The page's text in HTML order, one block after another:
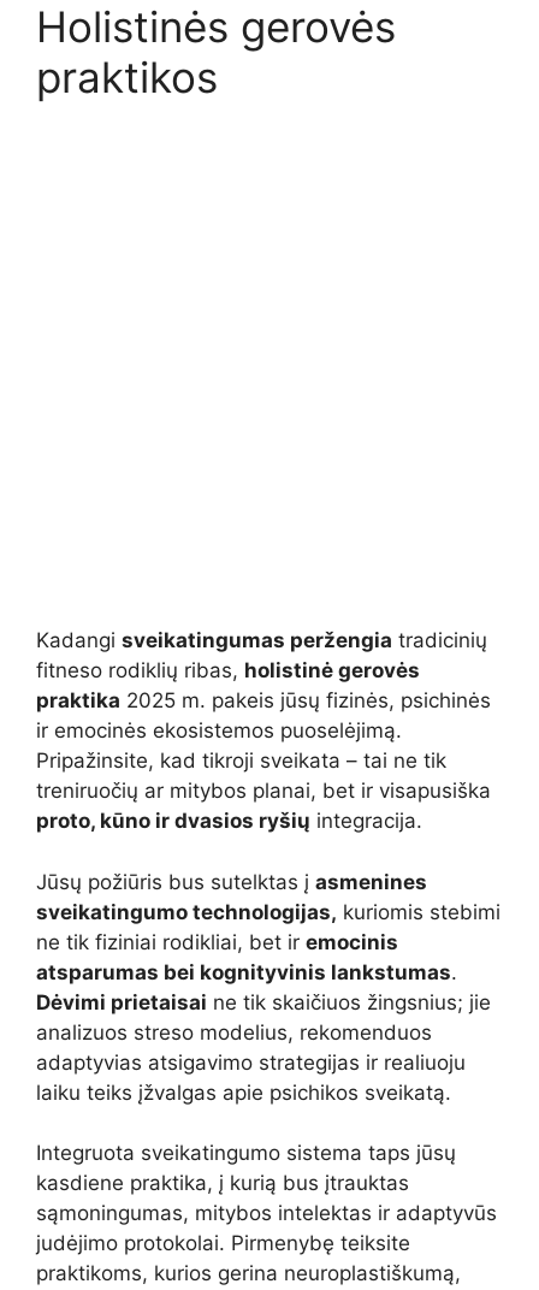
Holistinės gerovės
praktikos
Kadangi sveikatingumas peržengia tradicinių
fitneso rodiklių ribas, holistinė gerovės
praktika 2025 m. pakeis jūsų fizinės, psichinės
ir emocinės ekosistemos puoselėjimą.
Pripažinsite, kad tikroji sveikata – tai ne tik
treniruočių ar mitybos planai, bet ir visapusiška
proto, kūno ir dvasios ryšių integracija.
Jūsų požiūris bus sutelktas į asmenines
sveikatingumo technologijas, kuriomis stebimi
ne tik fiziniai rodikliai, bet ir emocinis
atsparumas bei kognityvinis lankstumas.
Dėvimi prietaisai ne tik skaičiuos žingsnius; jie
analizuos streso modelius, rekomenduos
adaptyvias atsigavimo strategijas ir realiuoju
laiku teiks įžvalgas apie psichikos sveikatą.
Integruota sveikatingumo sistema taps jūsų
kasdiene praktika, į kurią bus įtrauktas
sąmoningumas, mitybos intelektas ir adaptyvūs
judėjimo protokolai. Pirmenybę teiksite
praktikoms, kurios gerina neuroplastiškumą,